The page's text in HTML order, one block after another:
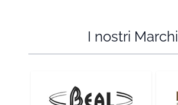
I nostri Marchi